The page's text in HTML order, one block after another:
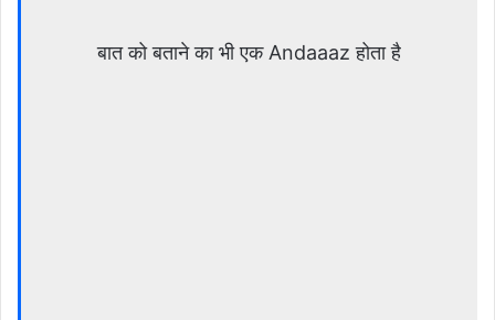
बात को बताने का भी एक Andaaaz होता है